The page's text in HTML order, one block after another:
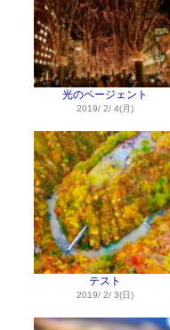
光のページェント
2019/ 2/ 4(月)
テスト
2019/ 2/ 3(日)